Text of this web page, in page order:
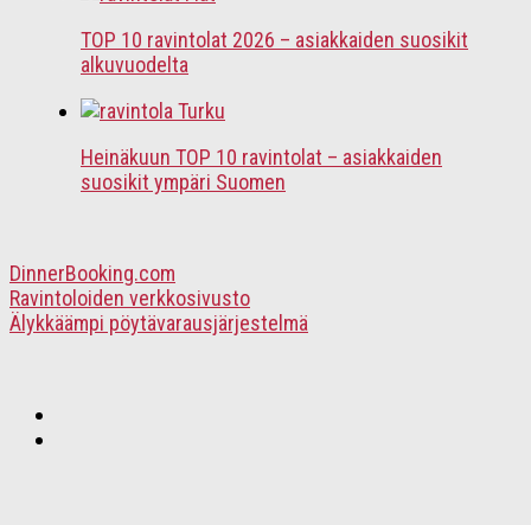
TOP 10 ravintolat 2026 – asiakkaiden suosikit
alkuvuodelta
Heinäkuun TOP 10 ravintolat – asiakkaiden
suosikit ympäri Suomen
DinnerBooking.com
Ravintoloiden verkkosivusto
Älykkäämpi pöytävarausjärjestelmä